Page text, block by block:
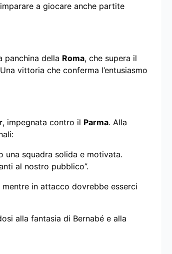
a giocare anche partite
panchina della Roma, che supera il
vittoria che conferma l’entusiasmo
, impegnata contro il Parma. Alla
una squadra solida e motivata.
al nostro pubblico”.
in attacco dovrebbe esserci
alla fantasia di Bernabé e alla